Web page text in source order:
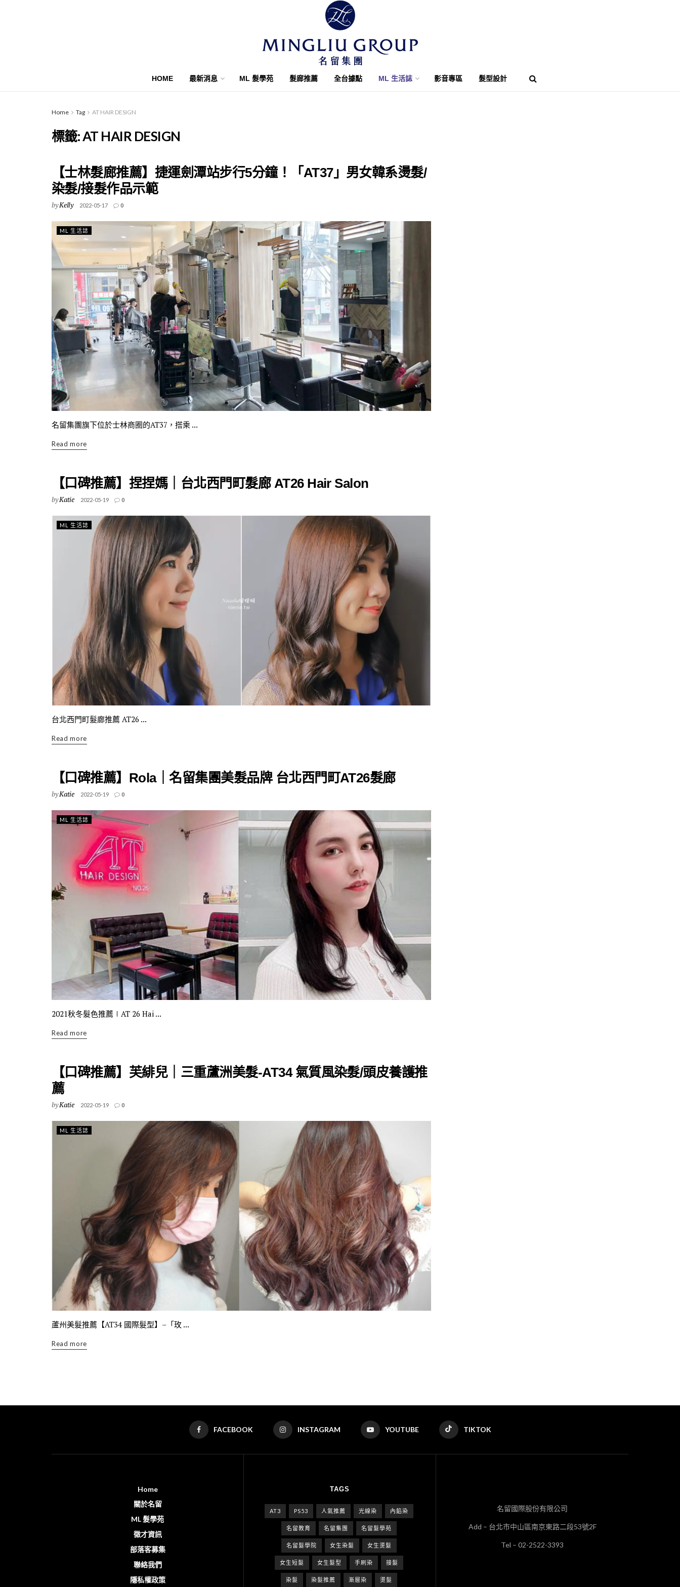
HOME 最新消息 ML 髮學苑 髮廊推薦 全台據點 ML 生活誌 影音專區 髮型設計
Home Tag AT HAIR DESIGN
標籤:AT HAIR DESIGN
【士林髮廊推薦】捷運劍潭站步行5分鐘！「AT37」男女韓系燙髮/
染髮/接髮作品示範
byKelly 2022-05-17 0
ML 生活誌
名留集團旗下位於士林商圈的AT37，搭乘 ...
Read more
【口碑推薦】捏捏媽｜台北西門町髮廊 AT26 Hair Salon
byKatie 2022-05-19 0
ML 生活誌
台北西門町髮廊推薦 AT26 ...
Read more
【口碑推薦】Rola｜名留集團美髮品牌 台北西門町AT26髮廊
byKatie 2022-05-19 0
ML 生活誌
2021秋冬髮色推薦∣AT 26 Hai ...
Read more
【口碑推薦】芙緋兒｜三重蘆洲美髮-AT34 氣質風染髮/頭皮養護推
薦
byKatie 2022-05-19 0
ML 生活誌
蘆州美髮推薦【AT34 國際髮型】–「玫 ...
Read more
FACEBOOK INSTAGRAM YOUTUBE TIKTOK
Home
關於名留
ML 髮學苑
徵才資訊
部落客募集
聯絡我們
隱私權政策
TAGS
AT3 PS53 人氣推薦 光線染 內餡染
名留教育 名留集團 名留髮學苑
名留髮學院 女生染髮 女生燙髮
女生短髮 女生髮型 手刷染 接髮
染髮 染髮推薦 漸層染 燙髮
名留國際股份有限公司
Add – 台北市中山區南京東路二段53號2F
Tel – 02-2522-3393